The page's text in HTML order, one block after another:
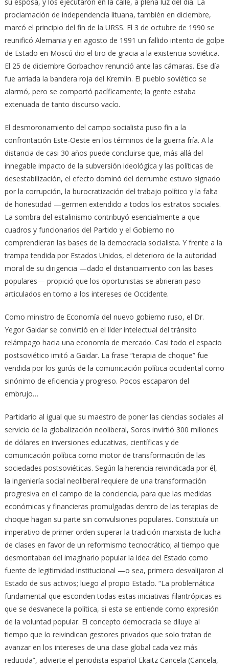
proclamación de independencia lituana, también en diciembre,
marcó el principio del fin de la URSS. El 3 de octubre de 1990 se
reunificó Alemania y en agosto de 1991 un fallido intento de golpe
de Estado en Moscú dio el tiro de gracia a la existencia soviética.
El 25 de diciembre Gorbachov renunció ante las cámaras. Ese día
fue arriada la bandera roja del Kremlin. El pueblo soviético se
alarmó, pero se comportó pacíficamente; la gente estaba
extenuada de tanto discurso vacío.
El desmoronamiento del campo socialista puso fin a la
confrontación Este-Oeste en los términos de la guerra fría. A la
distancia de casi 30 años puede concluirse que, más allá del
innegable impacto de la subversión ideológica y las políticas de
desestabilización, el efecto dominó del derrumbe estuvo signado
por la corrupción, la burocratización del trabajo político y la falta
de honestidad —germen extendido a todos los estratos sociales.
La sombra del estalinismo contribuyó esencialmente a que
cuadros y funcionarios del Partido y el Gobierno no
comprendieran las bases de la democracia socialista. Y frente a la
trampa tendida por Estados Unidos, el deterioro de la autoridad
moral de su dirigencia —dado el distanciamiento con las bases
populares— propició que los oportunistas se abrieran paso
articulados en torno a los intereses de Occidente.
Como ministro de Economía del nuevo gobierno ruso, el Dr.
Yegor Gaidar se convirtió en el líder intelectual del tránsito
relámpago hacia una economía de mercado. Casi todo el espacio
postsoviético imitó a Gaidar. La frase “terapia de choque” fue
vendida por los gurús de la comunicación política occidental como
sinónimo de eficiencia y progreso. Pocos escaparon del
embrujo…
Partidario al igual que su maestro de poner las ciencias sociales al
servicio de la globalización neoliberal, Soros invirtió 300 millones
de dólares en inversiones educativas, científicas y de
comunicación política como motor de transformación de las
sociedades postsoviéticas. Según la herencia reivindicada por él,
la ingeniería social neoliberal requiere de una transformación
progresiva en el campo de la conciencia, para que las medidas
económicas y financieras promulgadas dentro de las terapias de
choque hagan su parte sin convulsiones populares. Constituía un
imperativo de primer orden superar la tradición marxista de lucha
de clases en favor de un reformismo tecnocrático; al tiempo que
desmontaban del imaginario popular la idea del Estado como
fuente de legitimidad institucional —o sea, primero desvalijaron al
Estado de sus activos; luego al propio Estado. “La problemática
fundamental que esconden todas estas iniciativas filantrópicas es
que se desvanece la política, si esta se entiende como expresión
de la voluntad popular. El concepto democracia se diluye al
tiempo que lo reivindican gestores privados que solo tratan de
avanzar en los intereses de una clase global cada vez más
reducida”, advierte el periodista español Ekaitz Cancela (Cancela,